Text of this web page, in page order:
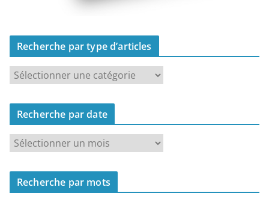
Recherche par type d’articles
c
e
e
Recherche par date
c
Recherche par mots